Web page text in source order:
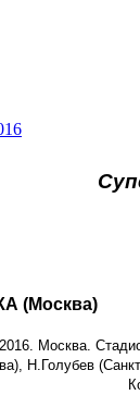
(Москва)
Москва.
Н.Голубев